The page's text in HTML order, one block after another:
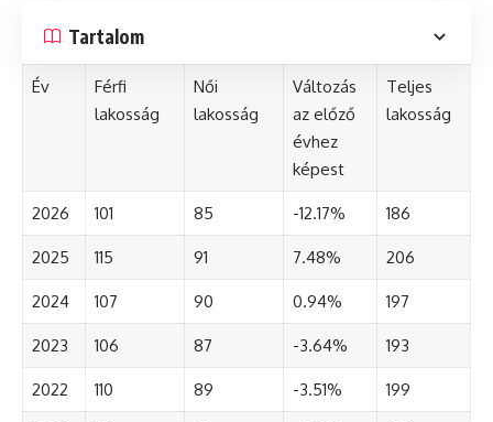
Tartalom
Év
Férfi
lakosság
Női
lakosság
Változás
az előző
évhez
képest
Teljes
lakosság
2026 101 85 -12.17% 186
2025 115 91 7.48% 206
2024 107 90 0.94% 197
2023 106 87 -3.64% 193
2022 110 89 -3.51% 199